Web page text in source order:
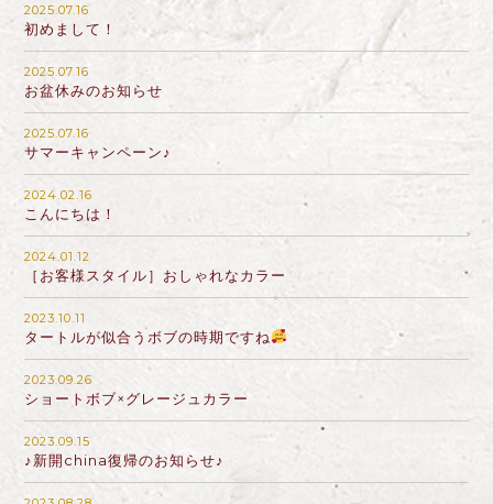
2025.07.16
初めまして！
2025.07.16
お盆休みのお知らせ
2025.07.16
サマーキャンペーン♪
2024.02.16
こんにちは！
2024.01.12
［お客様スタイル］おしゃれなカラー
2023.10.11
タートルが似合うボブの時期ですね
2023.09.26
ショートボブ×グレージュカラー
2023.09.15
♪新開china復帰のお知らせ♪